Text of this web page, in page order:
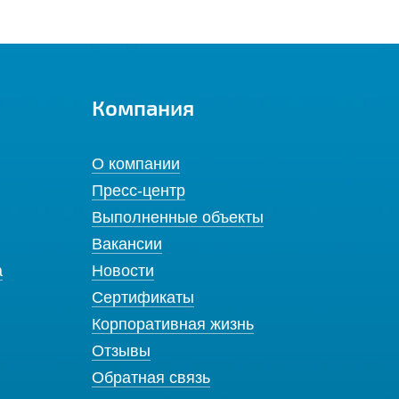
Компания
О компании
Пресс-центр
Выполненные объекты
Вакансии
Новости
Сертификаты
Корпоративная жизнь
Отзывы
Обратная связь